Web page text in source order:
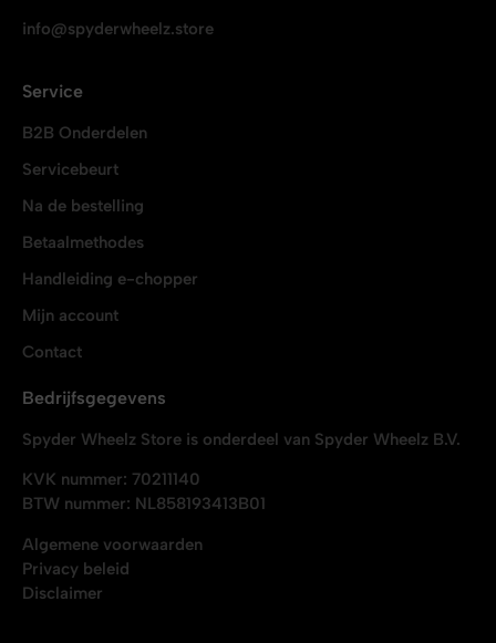
info@spyderwheelz.store
Service
B2B Onderdelen
Servicebeurt
Na de bestelling
Betaalmethodes
Handleiding e-chopper
Mijn account
Contact
Bedrijfsgegevens
Spyder Wheelz Store is onderdeel van Spyder Wheelz B.V.
KVK nummer: 70211140
BTW nummer: NL858193413B01
Algemene voorwaarden
Privacy beleid
Disclaimer